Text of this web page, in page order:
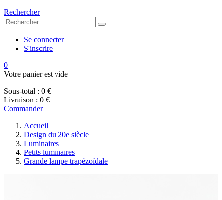
Rechercher
Se connecter
S'inscrire
0
Votre panier est vide
Sous-total : 0 €
Livraison : 0 €
Commander
Accueil
Design du 20e siècle
Luminaires
Petits luminaires
Grande lampe trapézoïdale